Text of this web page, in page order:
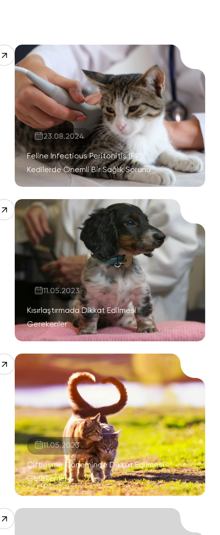
23.08.2024
Feline Infectious Peritonitis (FIP):
Kedilerde Önemli Bir Sağlık Sorunu
11.05.2023
Kısırlaştırmada Dikkat Edilmesi
Gerekenler
11.05.2023
Çiftleşme Döneminde Dikkat Edilmesi
Gerekenler